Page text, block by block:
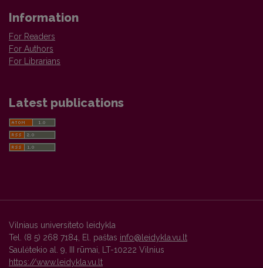
Information
For Readers
For Authors
For Librarians
Latest publications
Vilniaus universiteto leidykla
Tel. (8 5) 268 7184, El. paštas info@leidykla.vu.lt
Saulėtekio al. 9, III rūmai, LT-10222 Vilnius
https://www.leidykla.vu.lt